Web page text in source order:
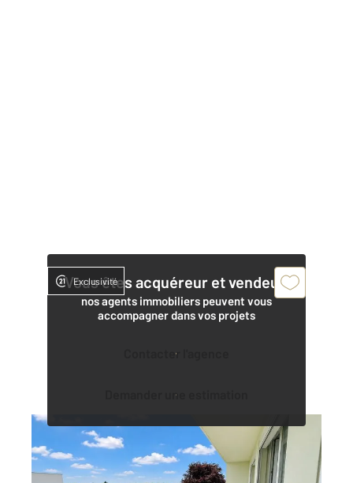
Vous êtes acquéreur et vendeur,
nos agents immobiliers peuvent vous
accompagner dans vos projets
Contacter l'agence
Demander une estimation
Exclusivité
ST QUENTIN 02
66,60 m2, 4 pièces
Ref : 13789